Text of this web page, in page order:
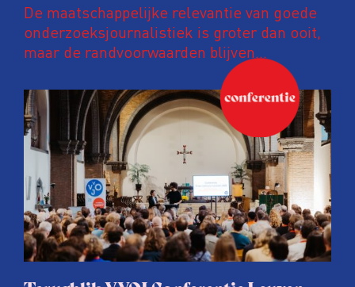
De maatschappelijke relevantie van goede
onderzoeksjournalistiek is groter dan ooit,
maar de randvoorwaarden blijven
kwetsbaar. Tijdens de komende VVOJ
Conferentie duiken we in De
ongemakkelijke werkelijkheid: een eerlijke
en urgente blik op de staat van ons vak.